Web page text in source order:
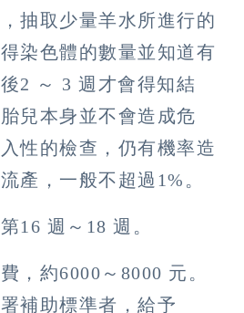
抽取少量羊水所進行的
染色體的數量並知道有
2 ～ 3 週才會得知結
兒本身並不會造成危
性的檢查，仍有機率造
產，一般不超過1%。
16 週～18 週。
，約6000～8000 元。
補助標準者，給予